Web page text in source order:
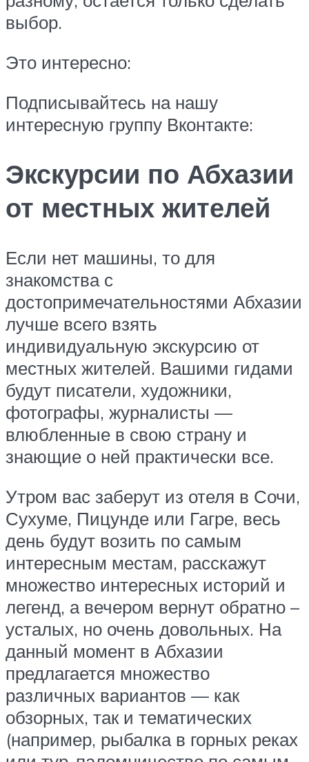
выбор.
Это интересно:
Подписывайтесь на нашу
интересную группу Вконтакте:
Экскурсии по Абхазии
от местных жителей
Если нет машины, то для
знакомства с
достопримечательностями Абхазии
лучше всего взять
индивидуальную экскурсию от
местных жителей. Вашими гидами
будут писатели, художники,
фотографы, журналисты —
влюбленные в свою страну и
знающие о ней практически все.
Утром вас заберут из отеля в Сочи,
Сухуме, Пицунде или Гагре, весь
день будут возить по самым
интересным местам, расскажут
множество интересных историй и
легенд, а вечером вернут обратно –
усталых, но очень довольных. На
данный момент в Абхазии
предлагается множество
различных вариантов — как
обзорных, так и тематических
(например, рыбалка в горных реках